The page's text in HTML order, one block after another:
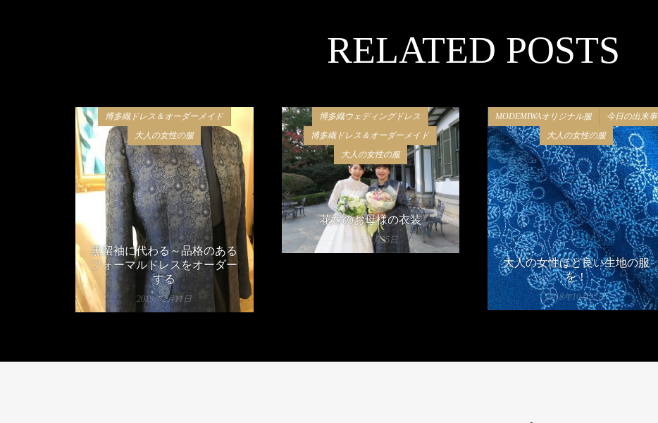
RELATED POSTS
博多織ドレス＆オーダーメイド
大人の女性の服
黒留袖に代わる～品格のある
フォーマルドレスをオーダー
する
2019年2月11日
博多織ウェディングドレス
博多織ドレス＆オーダーメイド
大人の女性の服
花嫁のお母様の衣装
2019年1月25日
MODEMIWAオリジナル服
今日の出来事
大人の女性の服
大人の女性ほど良い生地の服
を！
2018年10月22日